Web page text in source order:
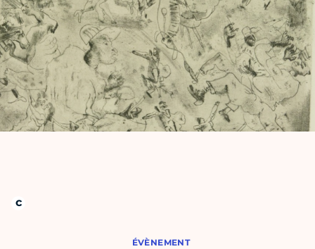
ÉVÈNEMENT